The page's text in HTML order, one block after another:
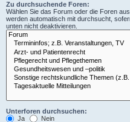
Zu durchsuchende Foren:
Wählen Sie das Forum oder die Foren
werden automatisch mit durchsucht,
unten nicht deaktivieren.
Unterforen durchsuchen:
Ja
Nein